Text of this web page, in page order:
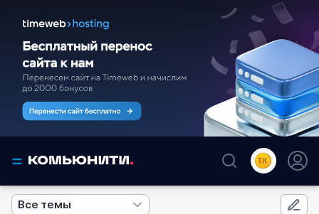
Все темы